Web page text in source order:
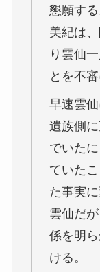
懇願す
美紀は
り雲仙
とを不
早速雲
遺族側
でいた
ていた
た事実
雲仙だ
係を明
ける。